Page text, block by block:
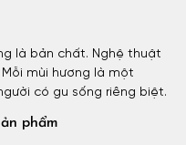
là bản chất. Nghệ thuật
mùi hương là một
có gu sống riêng biệt.
phẩm